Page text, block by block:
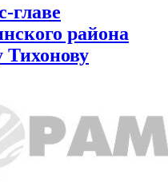
главе
района
Тихонову